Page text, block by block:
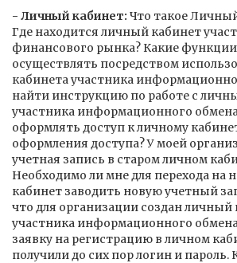
- Личный кабинет: Что такое
Где находится личный кабинет
финансового рынка? Какие
осуществлять посредством
кабинета участника
найти инструкцию по работе с
участника информационного
оформлять доступ к личному
оформления доступа? У моей
учетная запись в старом личном
Необходимо ли мне для перехода на
кабинет заводить новую учетный
что для организации создан личный
участника информационного
заявку на регистрацию в личном
получили до сих пор логин и пароль.